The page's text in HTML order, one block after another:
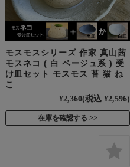
モスモスシリーズ 作家 真山茜
モスネコ ( 白 ベージュ系 ) 受
け皿セット モスモス 苔 猫 ね
こ
¥2,360(税込 ¥2,596)
在庫を確認する